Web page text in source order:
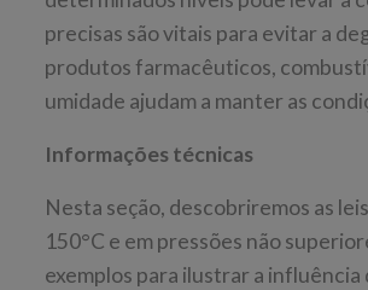
precisas são vitais para evitar a
produtos farmacêuticos,
umidade ajudam a manter as
Informações técnicas
Nesta seção, descobriremos as
150°C e em pressões não
exemplos para ilustrar a